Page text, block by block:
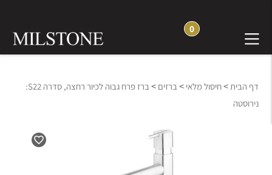
0
דף הבית>חיסול מלאי > ברזים >
ברז פרח גבוה לכיור רחצה, סדרה S22:
נירוסטה